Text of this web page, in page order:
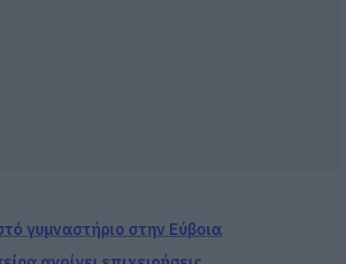
γυμναστήριο στην Εύβοια